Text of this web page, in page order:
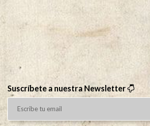
Suscríbete a nuestra Newsletter